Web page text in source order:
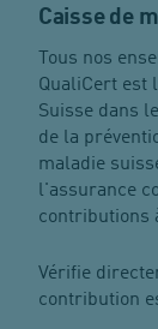
Caisse de
Tous nos
QualiCert est
Suisse dans
de la
maladie
l'assurance
contributions
Vérifie
contribution